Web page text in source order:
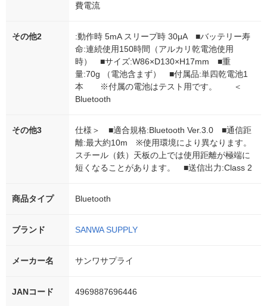
費電流
その他2
:動作時 5mA スリープ時 30μA ■バッテリー寿
命:連続使用150時間（アルカリ乾電池使用
時） ■サイズ:W86×D130×H17mm ■重
量:70g （電池含まず） ■付属品:単四乾電池1
本 ※付属の電池はテスト用です。 ＜
Bluetooth
その他3
仕様＞ ■適合規格:Bluetooth Ver.3.0 ■通信距
離:最大約10m ※使用環境により異なります。
スチール（鉄）天板の上では使用距離が極端に
短くなることがあります。 ■送信出力:Class 2
商品タイプ Bluetooth
ブランド SANWA SUPPLY
メーカー名 サンワサプライ
JANコード 4969887696446